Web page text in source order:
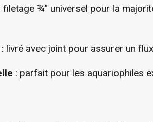
filetage ¾″ universel pour la
: livré avec joint pour assurer un
: parfait pour les aquariophiles